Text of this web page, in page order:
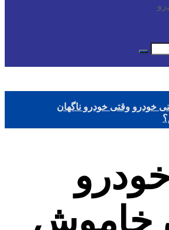
خودرو وقتی خودرو ناگهان
خاموش